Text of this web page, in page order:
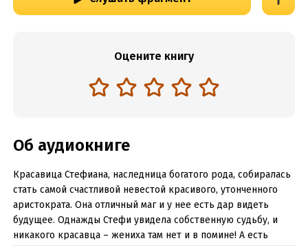
Оцените книгу
Об аудиокниге
Красавица Стефиана, наследница богатого рода, собиралась
стать самой счастливой невестой красивого, утонченного
аристократа. Она отличный маг и у нее есть дар видеть
будущее. Однажды Стефи увидела собственную судьбу, и
никакого красавца – жениха там нет и в помине! А есть